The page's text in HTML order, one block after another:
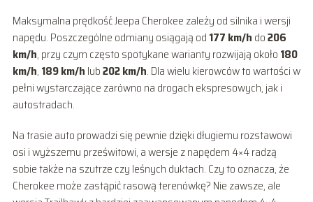
Maksymalna prędkość Jeepa Cherokee zależy od silnika i wersji
napędu. Poszczególne odmiany osiągają od 177 km/h do206
km/h, przy czym często spotykane warianty rozwijają około 180
km/h, 189 km/h lub202 km/h. Dla wielu kierowców to wartości w
pełni wystarczające zarówno na drogach ekspresowych, jak i
autostradach.
Na trasie auto prowadzi się pewnie dzięki długiemu rozstawowi
osi i wyższemu prześwitowi, a wersje z napędem 4×4 radzą
sobie także na szutrze czy leśnych duktach. Czy to oznacza, że
Cherokee może zastąpić rasową terenówkę? Nie zawsze, ale